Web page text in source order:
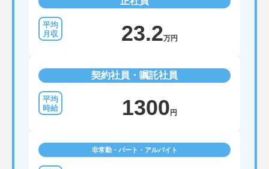
23.2万円
契約社員・嘱託社員
1300 円
非常勤・パート・アルバイト